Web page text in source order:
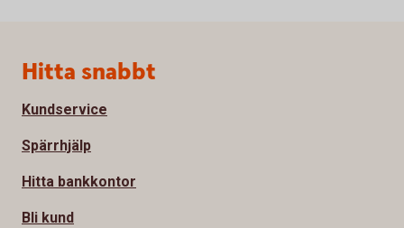
Sidfot
Hitta snabbt
Kundservice
Spärrhjälp
Hitta bankkontor
Bli kund